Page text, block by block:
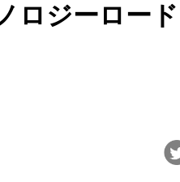
ジーロード